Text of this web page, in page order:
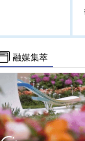
融媒集萃